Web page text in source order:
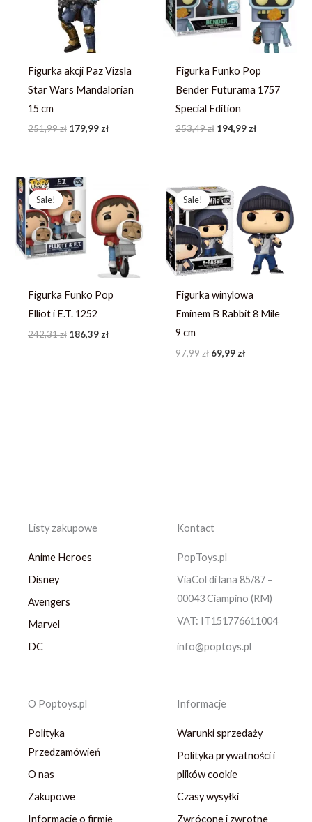
Figurka akcji Paz Vizsla
Star Wars Mandalorian
15 cm
251,99zł 179,99zł
Figurka Funko Pop
Bender Futurama 1757
Special Edition
253,49zł 194,99zł
Sale!
Sale!
Figurka Funko Pop
Elliot i E.T. 1252
242,31zł
Pierwotna
cena
wynosiła:
242,31 zł.
186,39 zł
cena
wynosi:
186,39 zł.
Sale!
Sale!
Figurka winylowa
Eminem B Rabbit 8 Mile
9 cm
97,99zł
cena
wynosiła:
97,99 zł.
69,99 zł
cena
wynosi:
69,99 zł.
Listy zakupowe
Anime Heroes
Disney
Avengers
Marvel
DC
Kontact
PopToys.pl
ViaCol di lana 85/87 –
00043 Ciampino (RM)
VAT: IT151776611004
info@poptoys.pl
O Poptoys.pl
Polityka
Przedzamówień
O nas
Zakupowe
Informacje o firmie
Informacje
Warunki sprzedaży
Polityka prywatności i
plików cookie
Czasy wysyłki
Zwrócone i zwrotne